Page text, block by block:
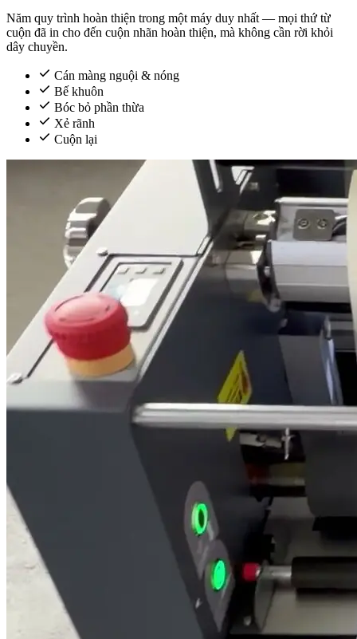
Năm quy trình hoàn thiện trong một máy duy nhất — mọi thứ từ
cuộn đã in cho đến cuộn nhãn hoàn thiện, mà không cần rời khỏi
dây chuyền.
Cán màng nguội & nóng
Bế khuôn
Bóc bỏ phần thừa
Xẻ rãnh
Cuộn lại